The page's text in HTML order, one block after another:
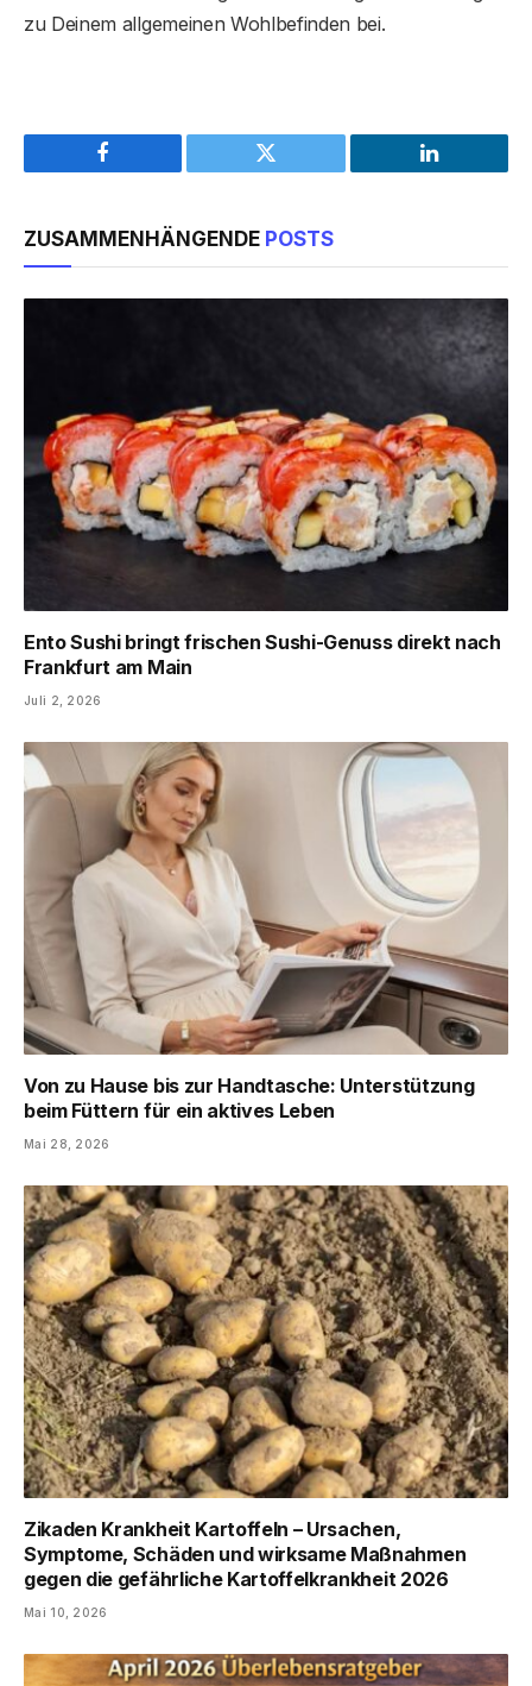
zu Deinem allgemeinen Wohlbefinden bei.
Facebook Twitter LinkedIn
ZUSAMMENHÄNGENDE POSTS
Ento Sushi bringt frischen Sushi-Genuss direkt nach
Frankfurt am Main
Juli 2, 2026
Von zu Hause bis zur Handtasche: Unterstützung
beim Füttern für ein aktives Leben
Mai 28, 2026
Zikaden Krankheit Kartoffeln – Ursachen,
Symptome, Schäden und wirksame Maßnahmen
gegen die gefährliche Kartoffelkrankheit 2026
Mai 10, 2026